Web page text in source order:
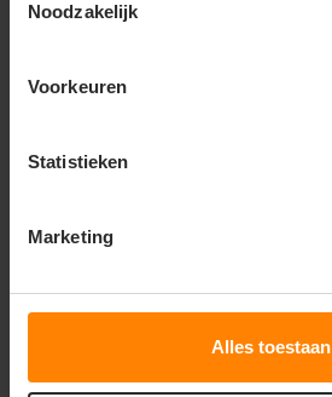
Noodzakelijk
Voorkeuren
Statistieken
Marketing
Alles toestaan
mail info@jobopromotions.nl
store Bezoek onze showroom:
Items van productcarrousel